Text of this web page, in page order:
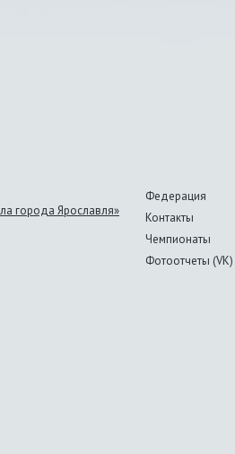
города Ярославля»
Федерация
Контакты
Чемпионаты
Фотоотчеты (VK)